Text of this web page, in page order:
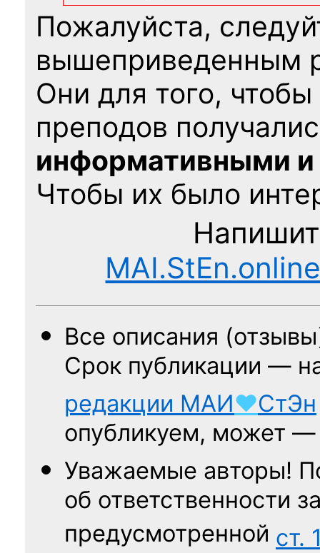
Пожалуйста,
вышеприведенным
Они для того,
преподов
информативными
Чтобы их было
Все описания
Срок публикации —
редакции МАИ♥СтЭн
опубликуем, может
Уважаемые авторы!
об ответственности
предусмотренной ст.